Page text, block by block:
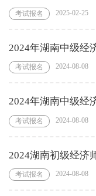
考试报名 2025-02-25
2024年湖南中级经
考试报名 2024-08-08
2024年湖南中级经
考试报名 2024-08-08
2024湖南初级经济
考试报名 2024-08-08